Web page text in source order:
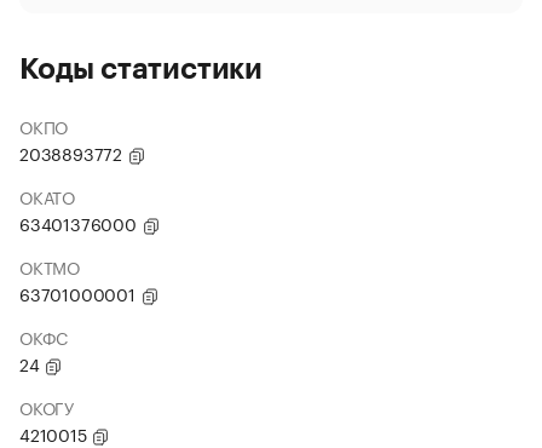
Коды статистики
ОКПО
2038893772
ОКАТО
63401376000
ОКТМО
63701000001
ОКФС
24
ОКОГУ
4210015